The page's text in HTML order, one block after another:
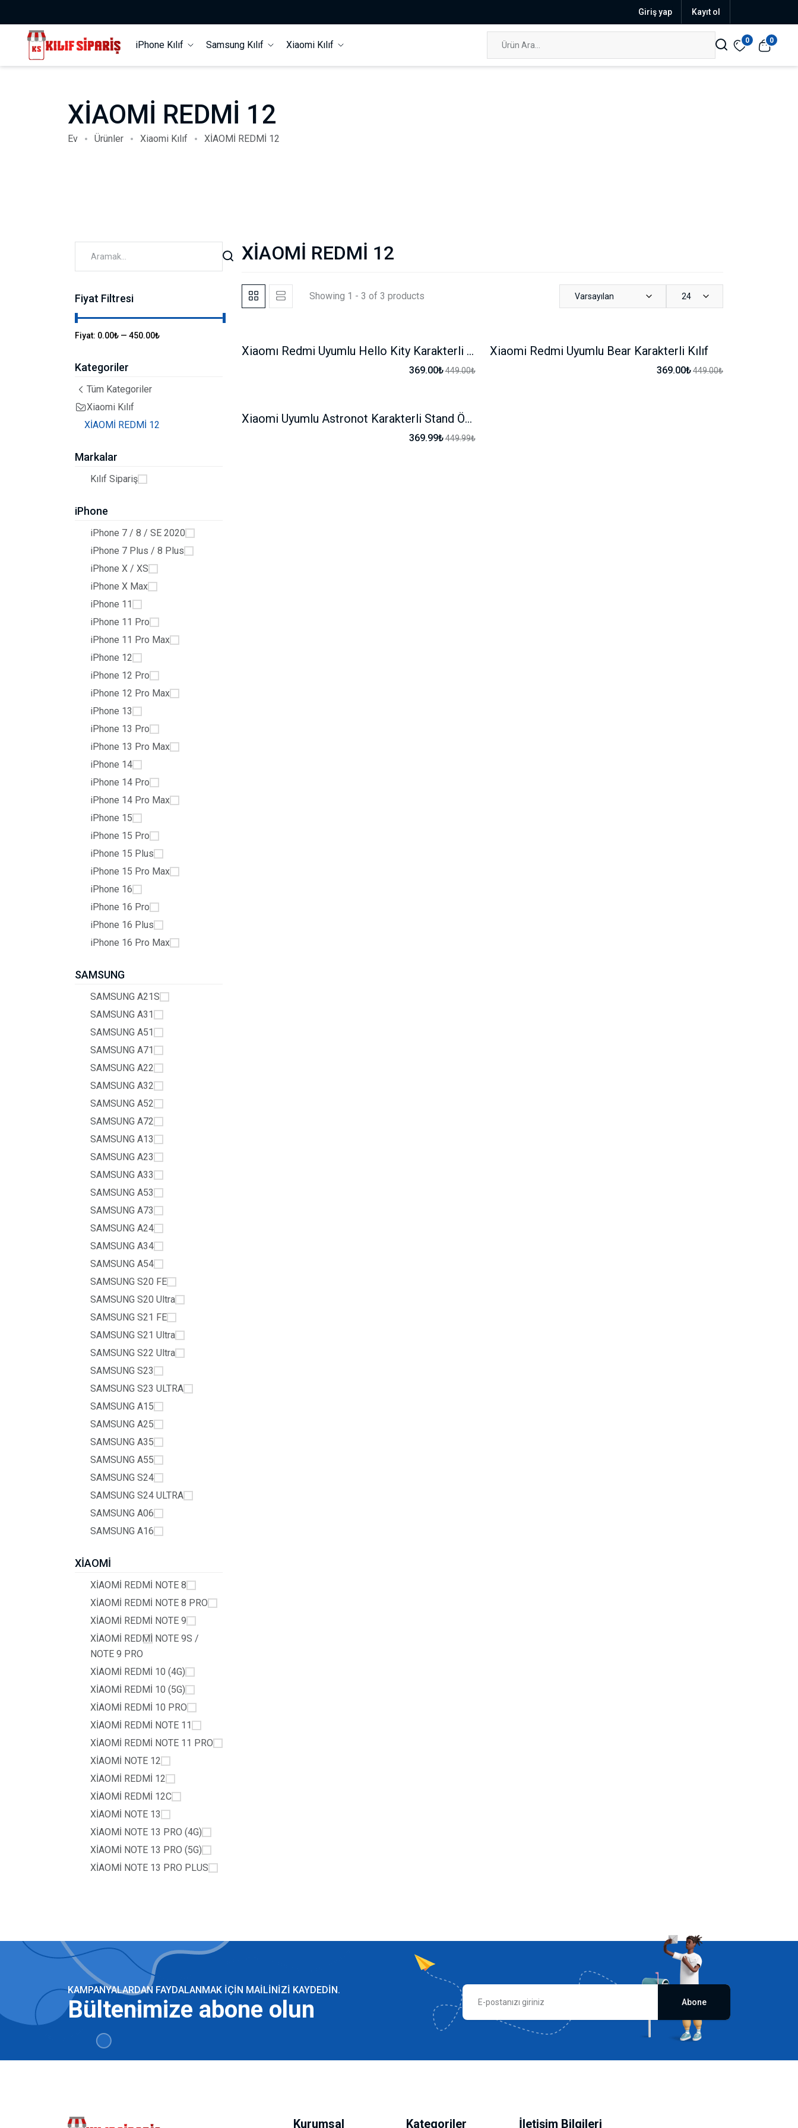
Giriş yap Kayıt ol
iPhone Kılıf Samsung Kılıf Xiaomi Kılıf 0 0
XİAOMİ REDMİ 12
Ev Ürünler Xiaomi Kılıf XİAOMİ REDMİ 12
Fiyat Filtresi
Fiyat: 0.00₺ — 450.00₺
Kategoriler
Tüm Kategoriler
Xiaomi Kılıf
XİAOMİ REDMİ 12
Markalar
Kılıf Sipariş
iPhone
iPhone 7 / 8 / SE 2020
iPhone 7 Plus / 8 Plus
iPhone X / XS
iPhone X Max
iPhone 11
iPhone 11 Pro
iPhone 11 Pro Max
iPhone 12
iPhone 12 Pro
iPhone 12 Pro Max
iPhone 13
iPhone 13 Pro
iPhone 13 Pro Max
iPhone 14
iPhone 14 Pro
iPhone 14 Pro Max
iPhone 15
iPhone 15 Pro
iPhone 15 Plus
iPhone 15 Pro Max
iPhone 16
iPhone 16 Pro
iPhone 16 Plus
iPhone 16 Pro Max
SAMSUNG
SAMSUNG A21S
SAMSUNG A31
SAMSUNG A51
SAMSUNG A71
SAMSUNG A22
SAMSUNG A32
SAMSUNG A52
SAMSUNG A72
SAMSUNG A13
SAMSUNG A23
SAMSUNG A33
SAMSUNG A53
SAMSUNG A73
SAMSUNG A24
SAMSUNG A34
SAMSUNG A54
SAMSUNG S20 FE
SAMSUNG S20 Ultra
SAMSUNG S21 FE
SAMSUNG S21 Ultra
SAMSUNG S22 Ultra
SAMSUNG S23
SAMSUNG S23 ULTRA
SAMSUNG A15
SAMSUNG A25
SAMSUNG A35
SAMSUNG A55
SAMSUNG S24
SAMSUNG S24 ULTRA
SAMSUNG A06
SAMSUNG A16
XİAOMİ
XİAOMİ REDMİ NOTE 8
XİAOMİ REDMİ NOTE 8 PRO
XİAOMİ REDMİ NOTE 9
XİAOMİ REDMİ NOTE 9S /
NOTE 9 PRO
XİAOMİ REDMİ 10 (4G)
XİAOMİ REDMİ 10 (5G)
XİAOMİ REDMİ 10 PRO
XİAOMİ REDMİ NOTE 11
XİAOMİ REDMİ NOTE 11 PRO
XİAOMİ NOTE 12
XİAOMİ REDMİ 12
XİAOMİ REDMİ 12C
XİAOMİ NOTE 13
XİAOMİ NOTE 13 PRO (4G)
XİAOMİ NOTE 13 PRO (5G)
XİAOMİ NOTE 13 PRO PLUS
XİAOMİ REDMİ 12
Showing 1 - 3 of 3 products Varsayılan 24
-17% Xiaomı Redmi Uyumlu Hello Kity Karakterli Kılıf
369.00₺449.00₺
-17%
Xiaomi Redmi Uyumlu Bear Karakterli Kılıf
369.00₺449.00₺
-17% Xiaomi Uyumlu Astronot Karakterli Stand Özellikli Kılıf
369.99₺449.99₺
KAMPANYALARDAN FAYDALANMAK IÇIN MAILINIZI KAYDEDIN.
Bültenimize abone olun Abone
Kurumsal Kategoriler İletişim Bilgileri